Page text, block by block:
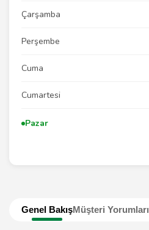
Genel BakışMüşteri Yorumları
Çarşamba
Perşembe
Cuma
Cumartesi
Pazar